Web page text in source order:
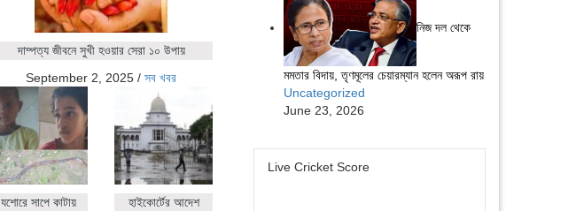
দাম্পত্য জীবনে সুখী হওয়ার সেরা ১০ উপায়
September 2, 2025 /সব খবর
যশোরে সাপে কাটায়
হাইকোর্টের আদেশ
নিজ দল থেকে
মমতার বিদায়, তৃণমূলের চেয়ারম্যান হলেন অরূপ রায়
Uncategorized
June 23, 2026
Live Cricket Score